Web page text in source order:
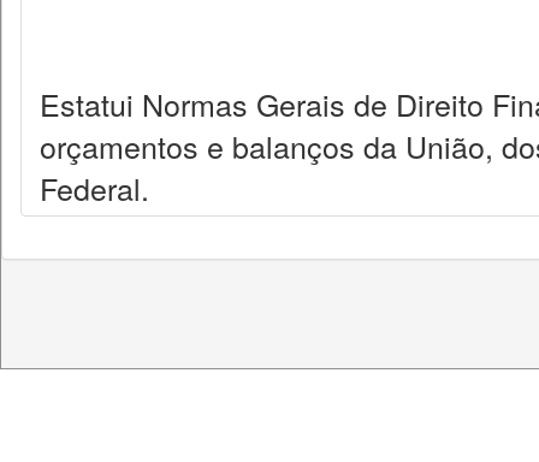
Estatui Normas Gerais de Direito
orçamentos e balanços da União,
Federal.